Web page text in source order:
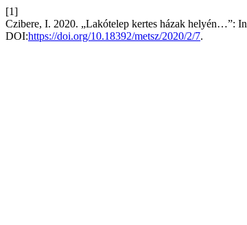
[1]
Czibere, I. 2020. „Lakótelep kertes házak helyén…”:
DOI:https://doi.org/10.18392/metsz/2020/2/7.